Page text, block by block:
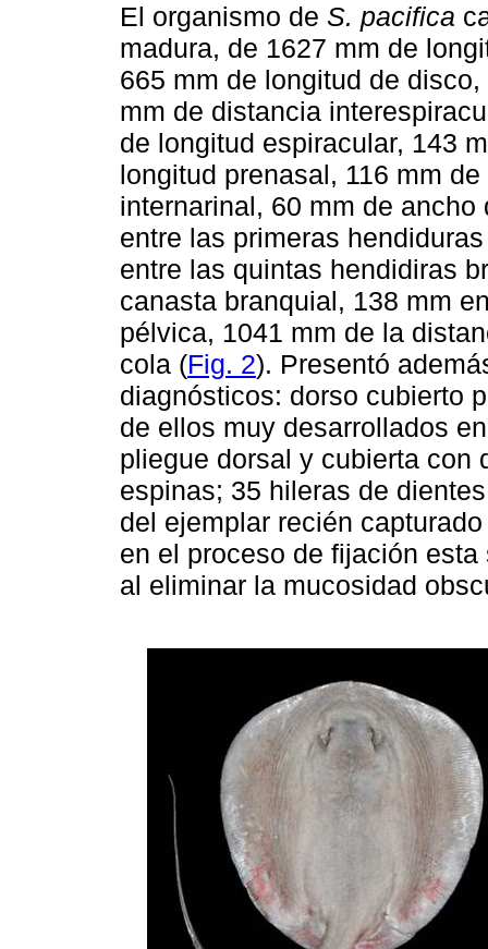
El organismo de S. pacifica
madura, de 1627 mm de
665 mm de longitud de
mm de distancia
de longitud espiracular, 143
longitud prenasal, 116 mm
internarinal, 60 mm de
entre las primeras
entre las quintas hendidiras
canasta branquial, 138 mm
pélvica, 1041 mm de la
cola (Fig. 2). Presentó
diagnósticos: dorso cubierto
de ellos muy desarrollados
pliegue dorsal y cubierta con
espinas; 35 hileras de
del ejemplar recién
en el proceso de fijación
al eliminar la mucosidad